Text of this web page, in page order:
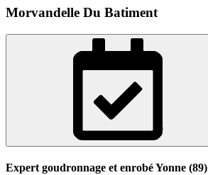
Morvandelle Du Batiment
Expert goudronnage et enrobé Yonne (89)